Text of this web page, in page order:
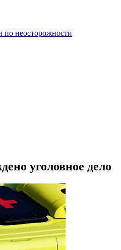
по неосторожности
уголовное дело